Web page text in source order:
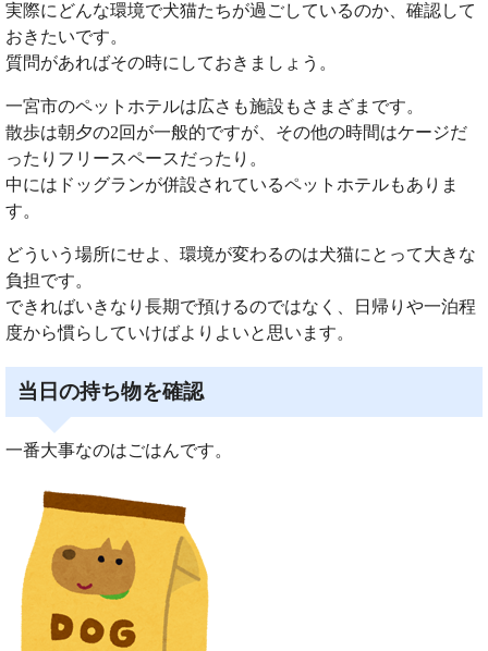
実際にどんな環境で犬猫たちが過ごしているのか、確認して
おきたいです。
質問があればその時にしておきましょう。
一宮市のペットホテルは広さも施設もさまざまです。
散歩は朝夕の2回が一般的ですが、その他の時間はケージだ
ったりフリースペースだったり。
中にはドッグランが併設されているペットホテルもありま
す。
どういう場所にせよ、環境が変わるのは犬猫にとって大きな
負担です。
できればいきなり長期で預けるのではなく、日帰りや一泊程
度から慣らしていけばよりよいと思います。
当日の持ち物を確認
一番大事なのはごはんです。